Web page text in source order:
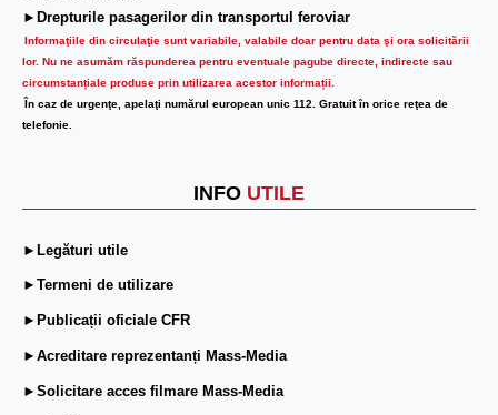
►Drepturile pasagerilor din transportul feroviar
Informaţiile din circulaţie sunt variabile, valabile doar pentru data şi ora solicitării
lor. Nu ne asumăm răspunderea pentru eventuale pagube directe, indirecte sau
circumstanțiale produse prin utilizarea acestor informații.
În caz de urgenţe, apelaţi numărul european unic 112. Gratuit în orice reţea de
telefonie.
INFO UTILE
►Legături utile
►Termeni de utilizare
►Publicații oficiale CFR
►Acreditare reprezentanți Mass-Media
►Solicitare acces filmare Mass-Media